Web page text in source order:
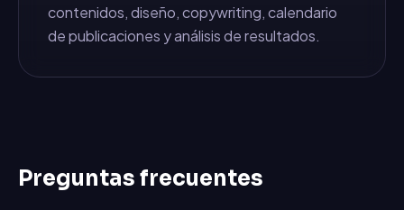
contenidos, diseño, copywriting, calendario
de publicaciones y análisis de resultados.
Preguntas frecuentes